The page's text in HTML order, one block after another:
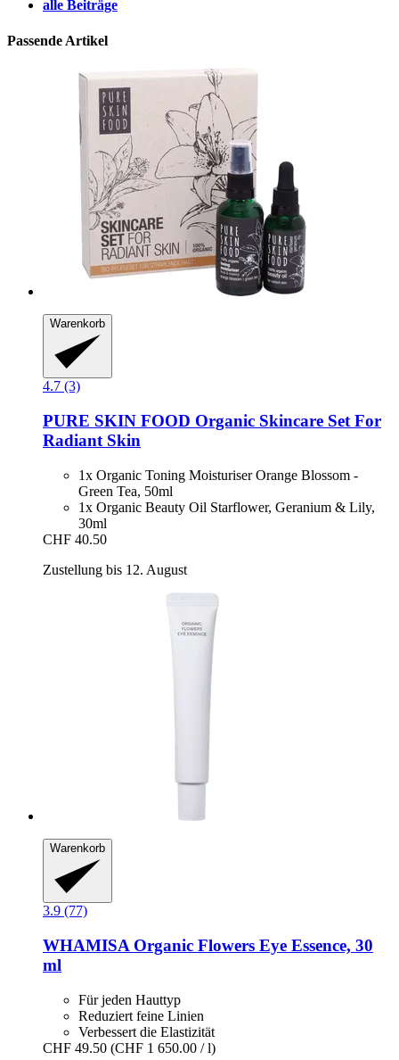
alle Beiträge
Passende Artikel
Warenkorb
4.7 (3)
PURE SKIN FOOD Organic Skincare Set For
Radiant Skin
1x Organic Toning Moisturiser Orange Blossom -
Green Tea, 50ml
1x Organic Beauty Oil Starflower, Geranium & Lily,
30ml
CHF 40.50
Zustellung bis 12. August
Warenkorb
3.9 (77)
WHAMISA Organic Flowers Eye Essence, 30
ml
Für jeden Hauttyp
Reduziert feine Linien
Verbessert die Elastizität
CHF 49.50 (CHF 1 650.00 / l)